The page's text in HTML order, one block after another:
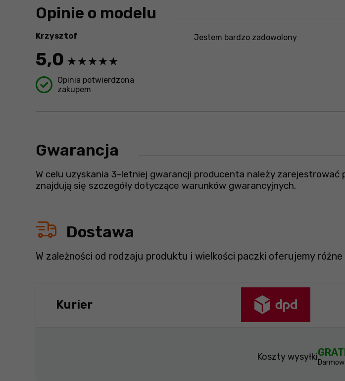
Opinie o modelu
Krzysztof
5,0
Opinia potwierdzona
zakupem
Jestem bardzo zadowolony
Gwarancja
W celu uzyskania 3-letniej gwarancji producenta należy
znajdują się szczegóły dotyczące warunków gwarancyjnych.
Dostawa
W zależności od rodzaju produktu i wielkości paczki oferujemy
Kurier
Koszty wysyłki